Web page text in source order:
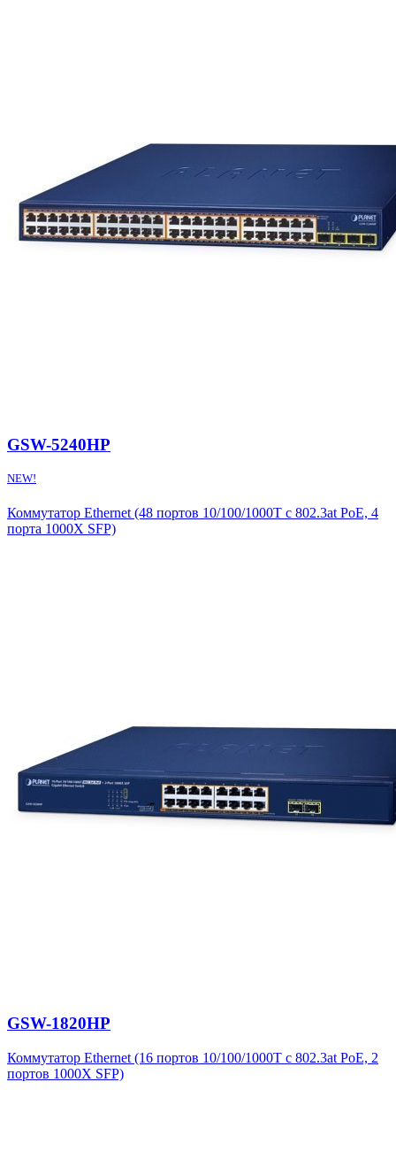
GSW-5240HP
NEW!
Коммутатор Ethernet (48 портов 10/100/1000T c 802.3at PoE, 4
порта 1000X SFP)
GSW-1820HP
Коммутатор Ethernet (16 портов 10/100/1000T с 802.3at PoE, 2
портов 1000X SFP)